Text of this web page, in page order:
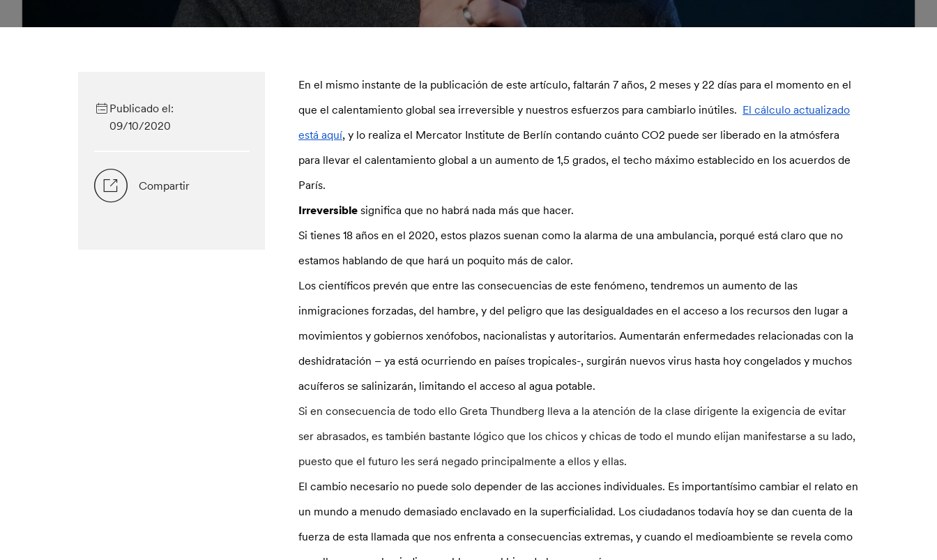
Publicado el:
09/10/2020
Compartir
En el mismo instante de la publicación de este artículo, faltarán 7 años, 2 meses y 22 días para el momento en el
que el calentamiento global sea irreversible y nuestros esfuerzos para cambiarlo inútiles. El cálculo actualizado
está aquí, y lo realiza el Mercator Institute de Berlín contando cuánto CO2 puede ser liberado en la atmósfera
para llevar el calentamiento global a un aumento de 1,5 grados, el techo máximo establecido en los acuerdos de
París.
Irreversiblesignifica que no habrá nada más que hacer.
Si tienes 18 años en el 2020, estos plazos suenan como la alarma de una ambulancia, porqué está claro que no
estamos hablando de que hará un poquito más de calor.
Los científicos prevén que entre las consecuencias de este fenómeno, tendremos un aumento de las
inmigraciones forzadas, del hambre, y del peligro que las desigualdades en el acceso a los recursos den lugar a
movimientos y gobiernos xenófobos, nacionalistas y autoritarios. Aumentarán enfermedades relacionadas con la
deshidratación – ya está ocurriendo en países tropicales-, surgirán nuevos virus hasta hoy congelados y muchos
acuíferos se salinizarán, limitando el acceso al agua potable.
Si en consecuencia de todo ello Greta Thundberg lleva a la atención de la clase dirigente la exigencia de evitar
ser abrasados, es también bastante lógico que los chicos y chicas de todo el mundo elijan manifestarse a su lado,
puesto que el futuro les será negado principalmente a ellos y ellas.
El cambio necesario no puede solo depender de las acciones individuales. Es importantísimo cambiar el relato en
un mundo a menudo demasiado enclavado en la superficialidad. Los ciudadanos todavía hoy se dan cuenta de la
fuerza de esta llamada que nos enfrenta a consecuencias extremas, y cuando el medioambiente se revela como